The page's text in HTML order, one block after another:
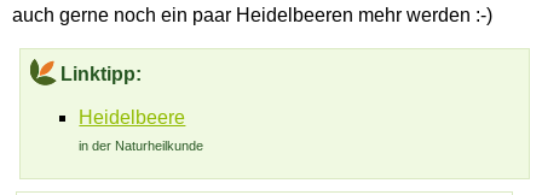
auch gerne noch ein paar Heidelbeeren mehr werden :-)
Linktipp:
Heidelbeere
in der Naturheilkunde